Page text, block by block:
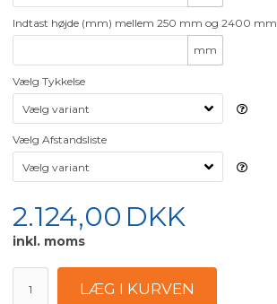
Indtast højde (mm) mellem 250 mm og 2400 mm
mm
Vælg Tykkelse
Vælg Afstandsliste
2.124,00 DKK
inkl. moms